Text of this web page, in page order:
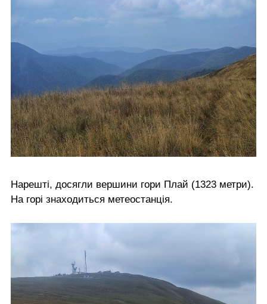
Нарешті, досягли вершини гори Плай (1323 метри).
На горі знаходиться метеостанція.